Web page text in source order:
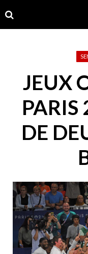
to
navigation
to
content
JEUX
PARIS
DE